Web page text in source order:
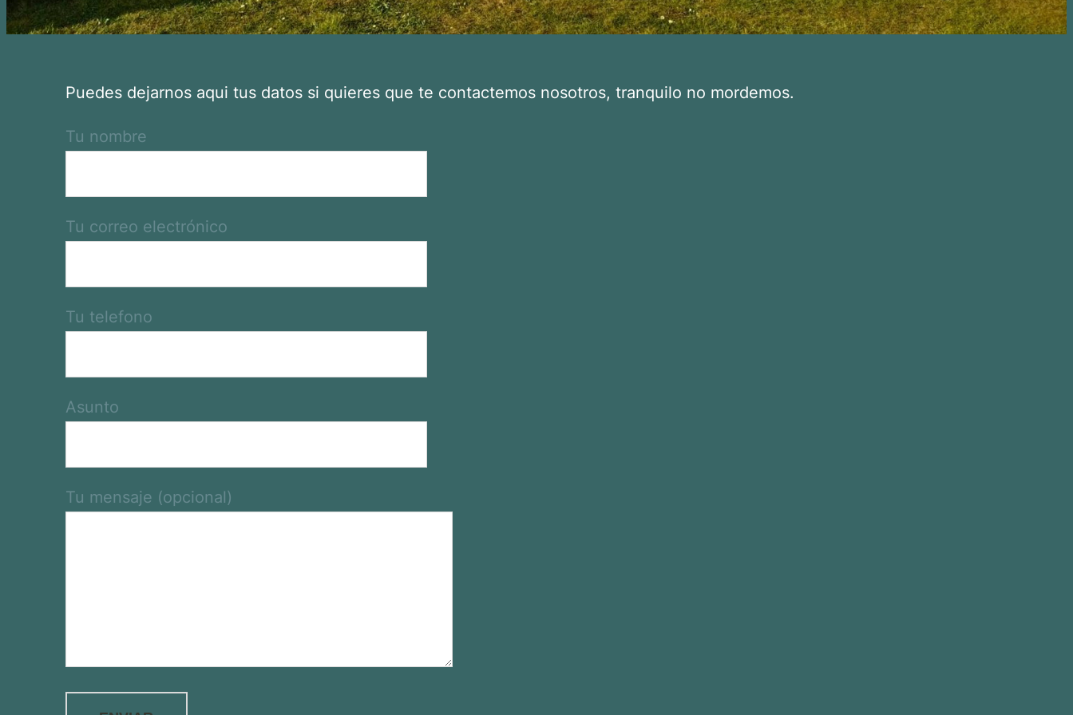
Puedes dejarnos aqui tus datos si quieres que te contactemos nosotros, tranquilo no mordemos.
Tu nombre
Tu correo electrónico
Tu telefono
Asunto
Tu mensaje (opcional)